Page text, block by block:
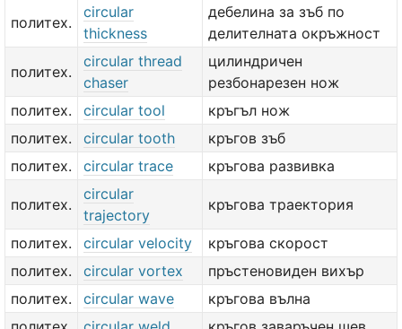
политех.
circular
thickness
дебелина за зъб по
делителната окръжност
политех.
circular thread
chaser
цилиндричен
резбонарезен нож
политех.
circular tool
кръгъл нож
политех.
circular tooth
кръгов зъб
политех.
circular trace кръгова развивка
политех.
circular
trajectory
кръгова траектория
политех. circular velocity
кръгова скорост
политех.
circular vortex
пръстеновиден вихър
политех.
circular wave
кръгова вълна